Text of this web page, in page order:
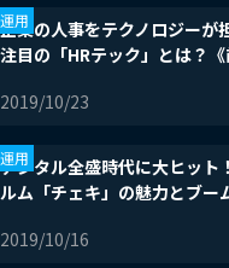
企業の人事をテクノロジー
注目の「HRテック」とは？《
2019/10/23
用
デジタル全盛時代に大ヒット
ルム「チェキ」の魅力とブー
2019/10/16
用